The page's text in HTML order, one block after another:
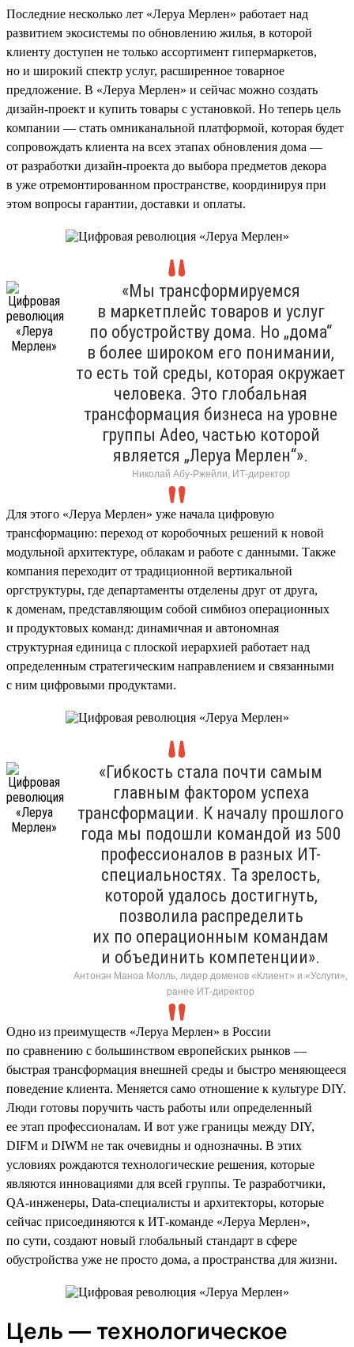
Последние несколько лет «Леруа Мерлен» работает над
развитием экосистемы по обновлению жилья, в которой
клиенту доступен не только ассортимент гипермаркетов,
но и широкий спектр услуг, расширенное товарное
предложение. В «Леруа Мерлен» и сейчас можно создать
дизайн-проект и купить товары с установкой. Но теперь цель
компании — стать омниканальной платформой, которая будет
сопровождать клиента на всех этапах обновления дома —
от разработки дизайн-проекта до выбора предметов декора
в уже отремонтированном пространстве, координируя при
этом вопросы гарантии, доставки и оплаты.
«Мы трансформируемся
в маркетплейс товаров и услуг
по обустройству дома. Но „дома“
в более широком его понимании,
то есть той среды, которая окружает
человека. Это глобальная
трансформация бизнеса на уровне
группы Adeo, частью которой
является „Леруа Мерлен“».
Николай Абу-Ржейли, ИТ-директор
Для этого «Леруа Мерлен» уже начала цифровую
трансформацию: переход от коробочных решений к новой
модульной архитектуре, облакам и работе с данными. Также
компания переходит от традиционной вертикальной
оргструктуры, где департаменты отделены друг от друга,
к доменам, представляющим собой симбиоз операционных
и продуктовых команд: динамичная и автономная
структурная единица с плоской иерархией работает над
определенным стратегическим направлением и связанными
с ним цифровыми продуктами.
«Гибкость стала почти самым
главным фактором успеха
трансформации. К началу прошлого
года мы подошли командой из 500
профессионалов в разных ИТ-
специальностях. Та зрелость,
которой удалось достигнуть,
позволила распределить
их по операционным командам
и объединить компетенции».
Антонэн Маноа Молль, лидер доменов «Клиент» и «Услуги»,
ранее ИТ-директор
Одно из преимуществ «Леруа Мерлен» в России
по сравнению с большинством европейских рынков —
быстрая трансформация внешней среды и быстро меняющееся
поведение клиента. Меняется само отношение к культуре DIY.
Люди готовы поручить часть работы или определенный
ее этап профессионалам. И вот уже границы между DIY,
DIFM и DIWM не так очевидны и однозначны. В этих
условиях рождаются технологические решения, которые
являются инновациями для всей группы. Те разработчики,
QA-инженеры, Data-специалисты и архитекторы, которые
сейчас присоединяются к ИТ-команде «Леруа Мерлен»,
по сути, создают новый глобальный стандарт в сфере
обустройства уже не просто дома, а пространства для жизни.
Цель — технологическое